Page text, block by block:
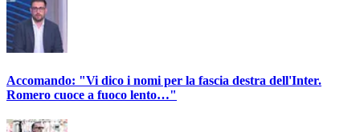
Accomando: "Vi dico i nomi per la fascia destra dell'Inter.
Romero cuoce a fuoco lento…"